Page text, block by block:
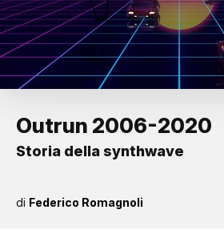
Outrun 2006-2020
Storia della synthwave
di Federico Romagnoli